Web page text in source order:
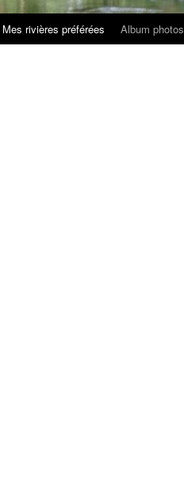
Mes rivières préférées Album photos